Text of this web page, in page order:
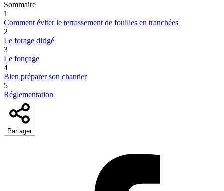
Sommaire
1
Comment éviter le terrassement de fouilles en tranchées
2
Le forage dirigé
3
Le fonçage
4
Bien préparer son chantier
5
Réglementation
Partager